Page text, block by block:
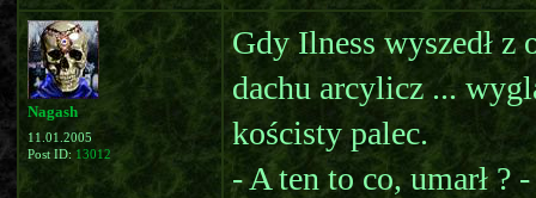
Nagash
11.01.2005
Post ID: 13012
Gdy Ilness wyszedł z
dachu arcylicz ...
kościsty palec.
- A ten to co, umarł ?